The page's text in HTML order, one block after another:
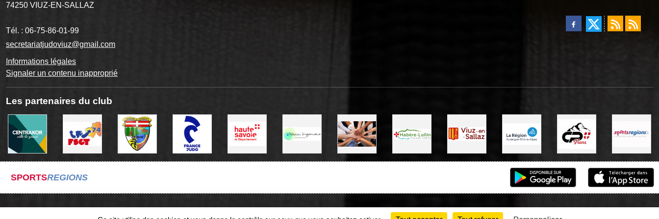
74250 VIUZ-EN-SALLAZ
Tél. : 06-75-86-01-99
secretariatjudoviuz@gmail.com
Informations légales
Signaler un contenu inapproprié
Les partenaires du club
SPORTSREGIONS
Gestion des cookies